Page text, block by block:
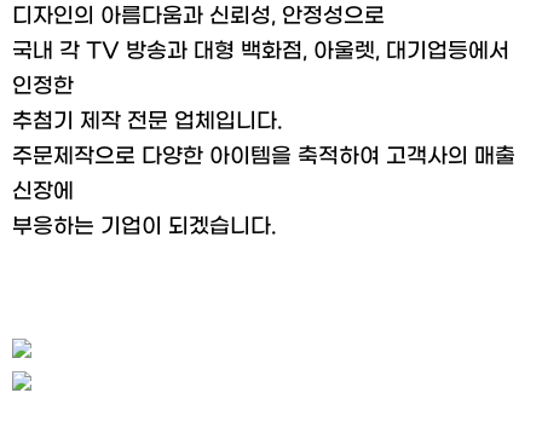
디자인의 아름다움과 신뢰성, 안정성으로
국내 각 TV 방송과 대형 백화점, 아울렛, 대기업등에서
인정한
추첨기 제작 전문 업체입니다.
주문제작으로 다양한 아이템을 축적하여 고객사의 매출
신장에
부응하는 기업이 되겠습니다.